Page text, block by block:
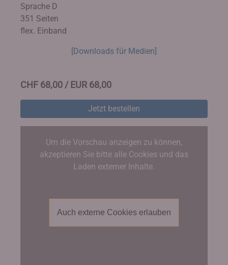
Sprache D
351 Seiten
flex. Einband
[Downloads für Medien]
CHF 68,00 / EUR 68,00
Jetzt bestellen
Um die Vorschau anzeigen zu können,
akzeptieren Sie bitte alle Cookies und das
Laden externer Inhalte.
Auch externe Cookies erlauben